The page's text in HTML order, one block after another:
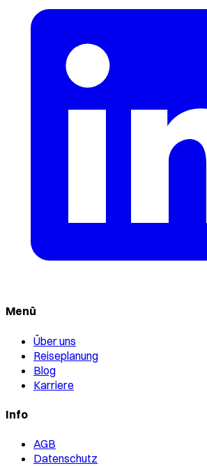
Menü
Über uns
Reiseplanung
Blog
Karriere
Info
AGB
Datenschutz